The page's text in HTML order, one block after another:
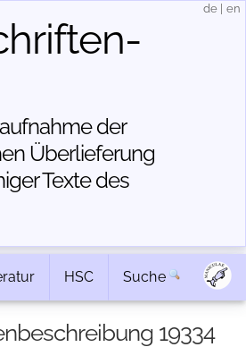
der
Über­lieferung
Texte des
de en
HSC Suche
19334